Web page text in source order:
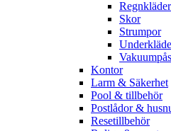
Regnkläder
Skor
Strumpor
Kontor
Larm & Säkerhet
Pool & tillbehör
Postlådor &
Resetillbehör